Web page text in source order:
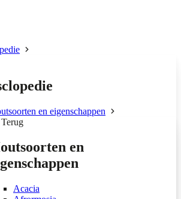
en eigenschappen
Terug
en
Acacia